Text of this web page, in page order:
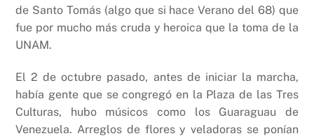
de Santo Tomás (algo que si hace Verano del 68) que
fue por mucho más cruda y heroica que la toma de la
UNAM.
El 2 de octubre pasado, antes de iniciar la marcha,
había gente que se congregó en la Plaza de las Tres
Culturas, hubo músicos como los Guaraguau de
Venezuela. Arreglos de flores y veladoras se ponían